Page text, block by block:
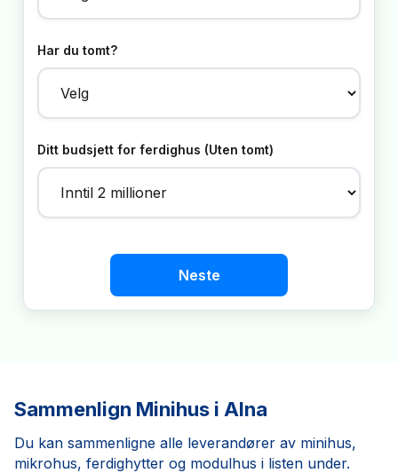
Har du tomt?
Ditt budsjett for ferdighus (Uten tomt)
Neste
Sammenlign Minihus i Alna
Du kan sammenligne alle leverandører av minihus,
mikrohus, ferdighytter og modulhus i listen under.